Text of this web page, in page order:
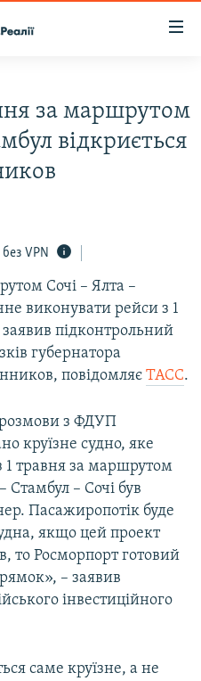
за маршрутом
відкриється
VPN
Сочі – Ялта –
виконувати рейси з 1
підконтрольний
губернатора
повідомляє ТАСС.
розмови з ФДУП
круїзне судно, яке
травня за маршрутом
Стамбул – Сочі був
Пасажиропотік буде
якщо цей проект
то Росморпорт готовий
– заявив
інвестиційного
саме круїзне, а не